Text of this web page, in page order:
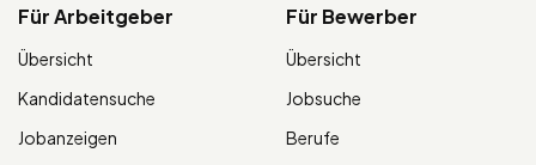
Für Arbeitgeber
Übersicht
Kandidatensuche
Jobanzeigen
Für Bewerber
Übersicht
Jobsuche
Berufe